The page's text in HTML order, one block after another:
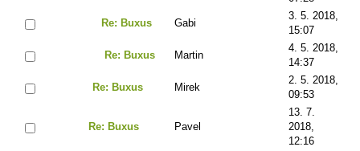
Re: Buxus Gabi
3. 5. 2018,
15:07
Re: Buxus Martin
4. 5. 2018,
14:37
Re: Buxus Mirek
2. 5. 2018,
09:53
Re: Buxus Pavel
13. 7.
2018,
12:16